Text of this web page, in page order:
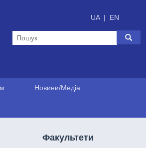
UA | EN
Новини/Медіа
Факультети